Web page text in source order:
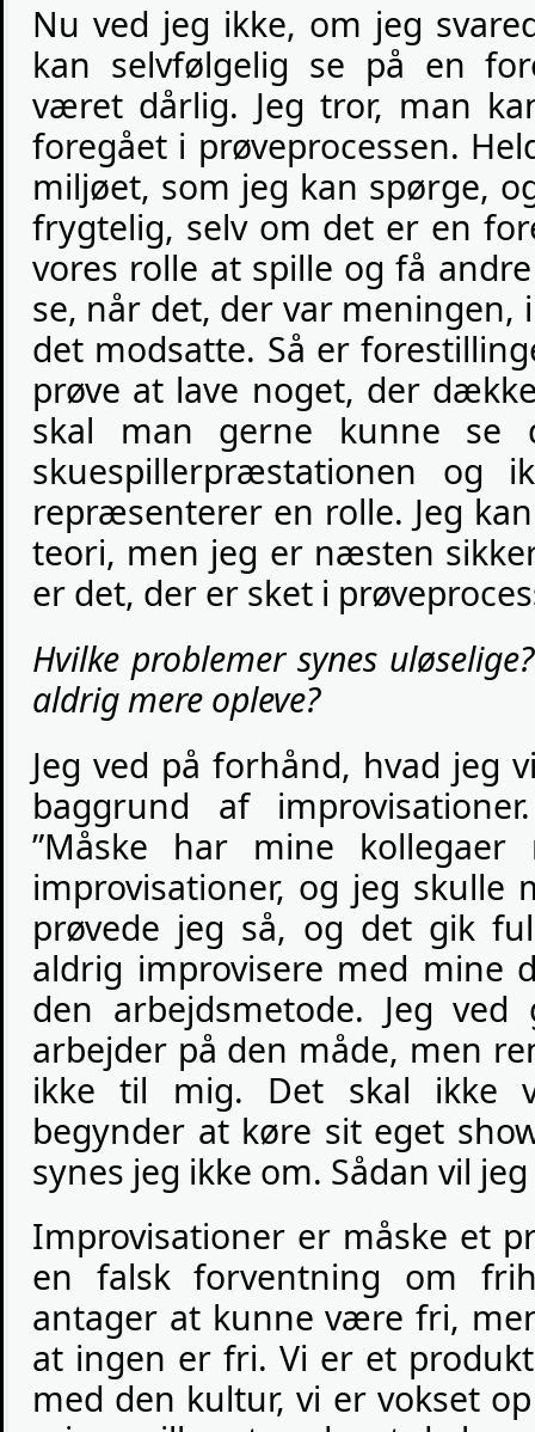
Nu ved jeg ikke, om jeg
kan selvfølgelig se på en
været dårlig. Jeg tror, man
foregået i prøveprocessen.
miljøet, som jeg kan spørge,
frygtelig, selv om det er en
vores rolle at spille og få
se, når det, der var meningen,
det modsatte. Så er
prøve at lave noget, der
skal man gerne kunne se
skuespillerpræstationen og
repræsenterer en rolle. Jeg
teori, men jeg er næsten
er det, der er sket i
Hvilke problemer synes
aldrig mere opleve?
Jeg ved på forhånd, hvad jeg
baggrund af
”Måske har mine
improvisationer, og jeg skulle
prøvede jeg så, og det gik
aldrig improvisere med mine
den arbejdsmetode. Jeg
arbejder på den måde, men
ikke til mig. Det skal ikke
begynder at køre sit eget
synes jeg ikke om. Sådan vil
Improvisationer er måske et
en falsk forventning om
antager at kunne være fri,
at ingen er fri. Vi er et
med den kultur, vi er vokset